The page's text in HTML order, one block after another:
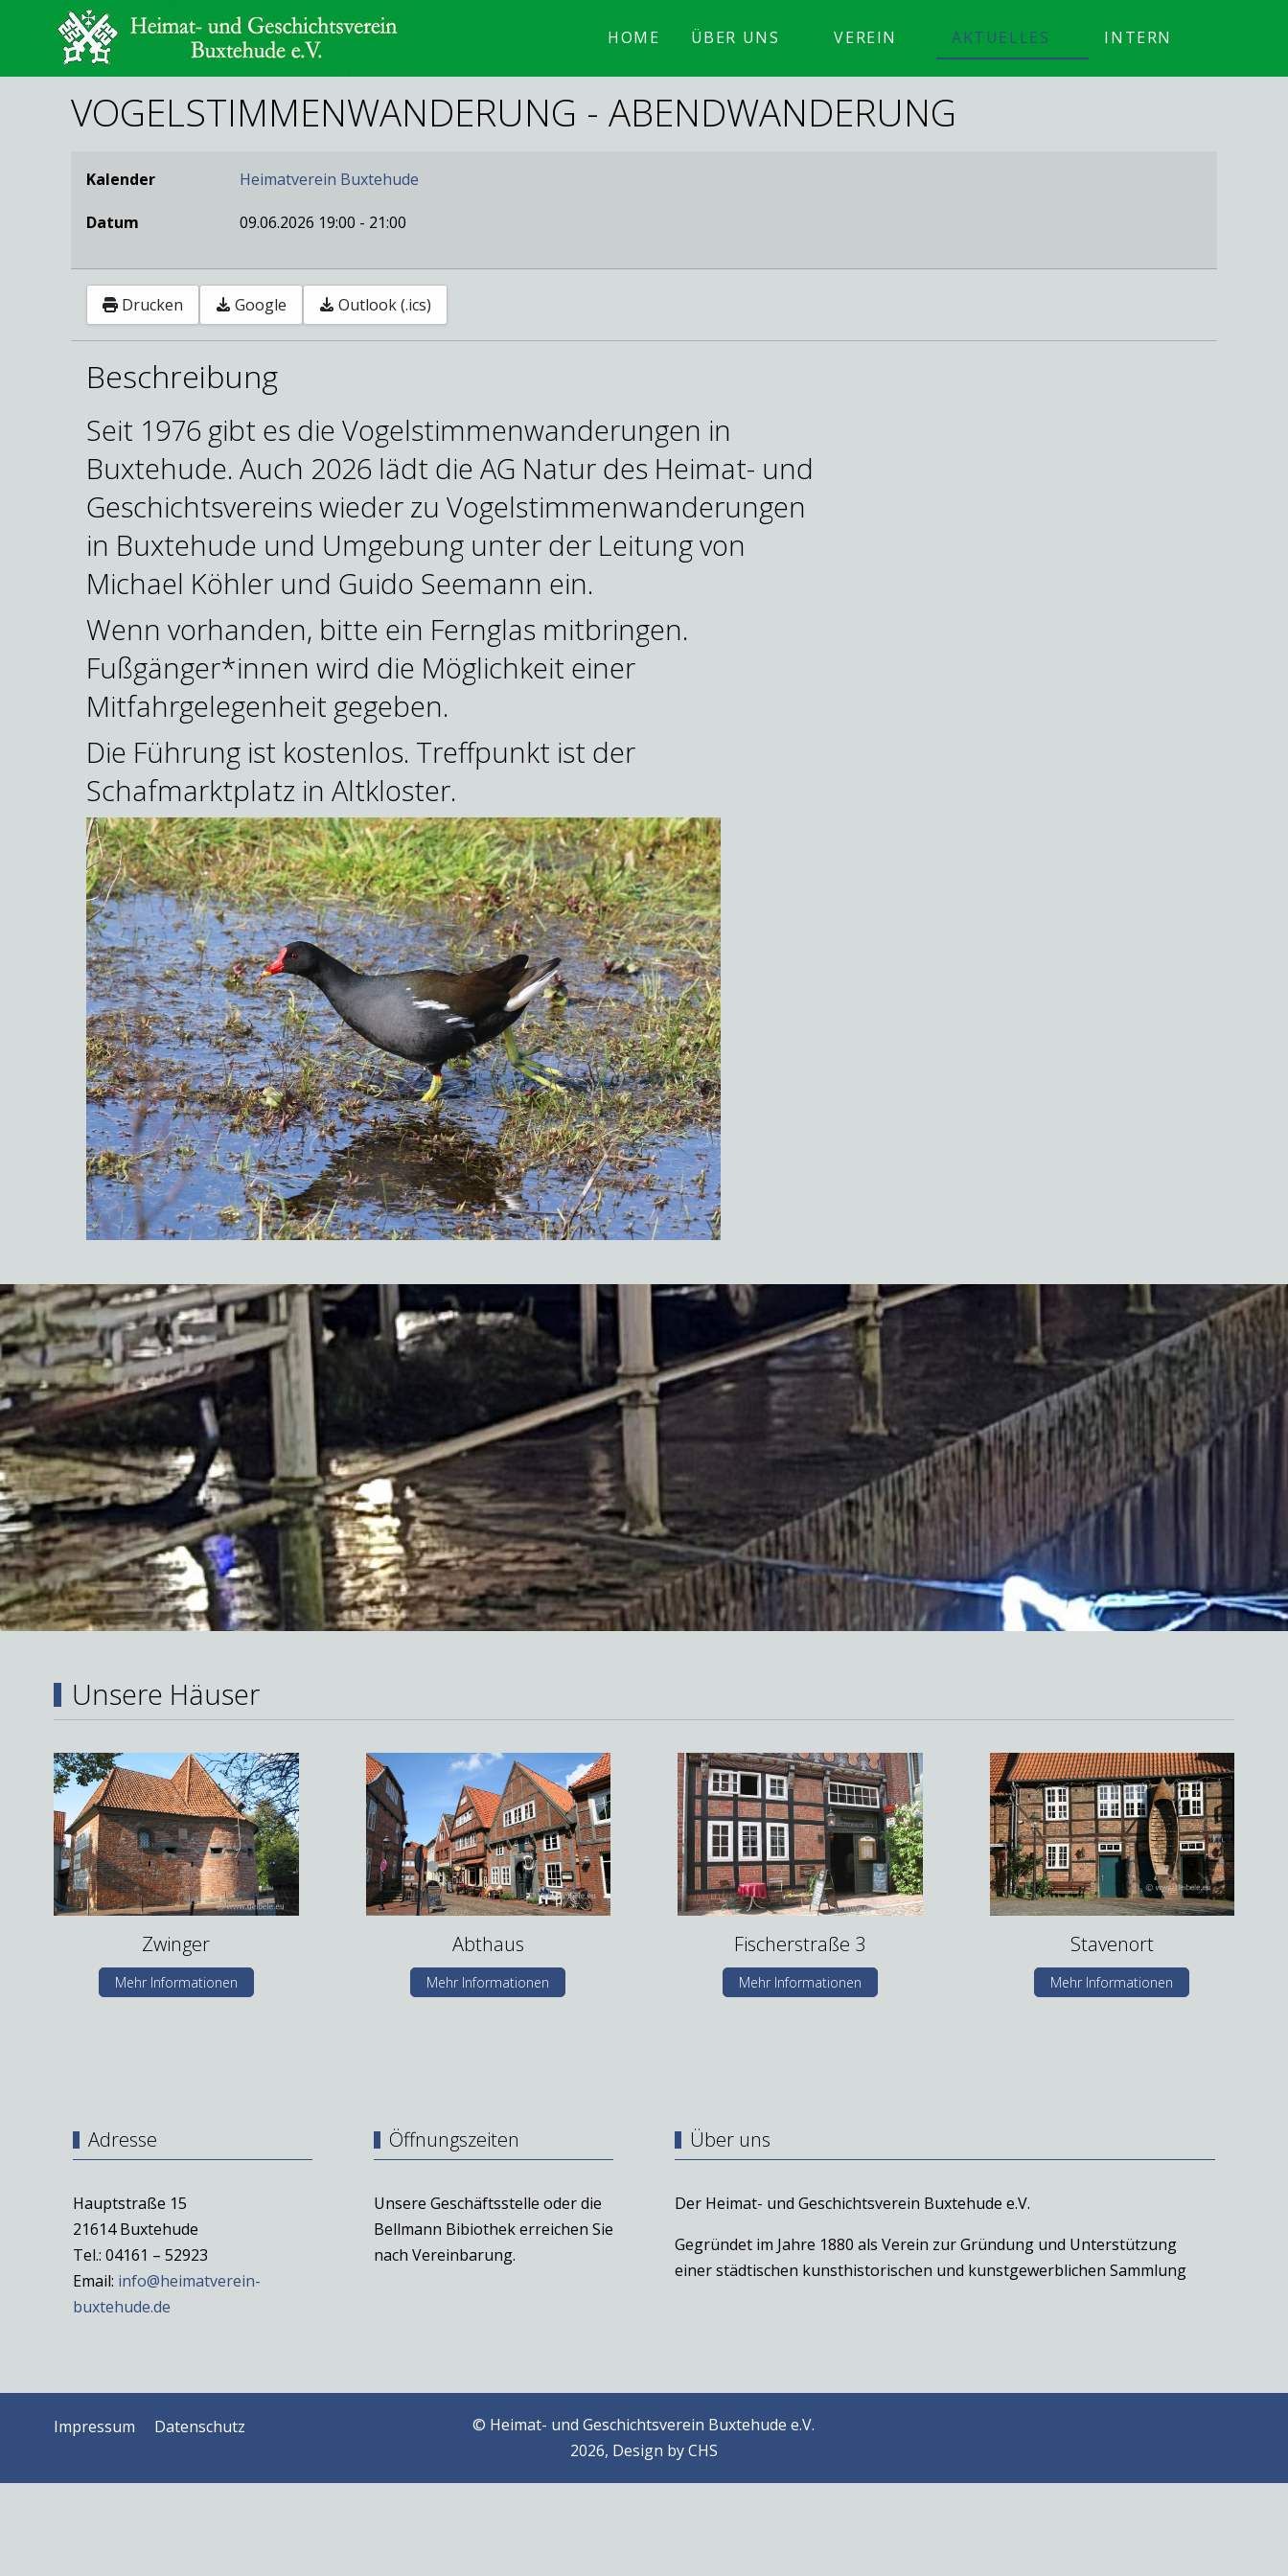
HOME ÜBER UNS VEREIN AKTUELLES INTERN
VOGELSTIMMENWANDERUNG - ABENDWANDERUNG
Kalender Heimatverein Buxtehude
Datum 09.06.2026 19:00 - 21:00
Drucken Google Outlook (.ics)
Beschreibung
Seit 1976 gibt es die Vogelstimmenwanderungen in
Buxtehude. Auch 2026 lädt die AG Natur des Heimat- und
Geschichtsvereins wieder zu Vogelstimmenwanderungen
in Buxtehude und Umgebung unter der Leitung von
Michael Köhler und Guido Seemann ein.
Wenn vorhanden, bitte ein Fernglas mitbringen.
Fußgänger*innen wird die Möglichkeit einer
Mitfahrgelegenheit gegeben.
Die Führung ist kostenlos. Treffpunkt ist der
Schafmarktplatz in Altkloster.
Unsere Häuser
Zwinger
Mehr Informationen
Abthaus
Mehr Informationen
Fischerstraße 3
Mehr Informationen
Stavenort
Mehr Informationen
Adresse
Hauptstraße 15
21614 Buxtehude
Tel.: 04161 – 52923
Email: info@heimatverein-
buxtehude.de
Öffnungszeiten
Unsere Geschäftsstelle oder die
Bellmann Bibiothek erreichen Sie
nach Vereinbarung.
Über uns
Der Heimat- und Geschichtsverein Buxtehude e.V.
Gegründet im Jahre 1880 als Verein zur Gründung und Unterstützung
einer städtischen kunsthistorischen und kunstgewerblichen Sammlung
Impressum Datenschutz
© Heimat- und Geschichtsverein Buxtehude e.V.
2026, Design byCHS